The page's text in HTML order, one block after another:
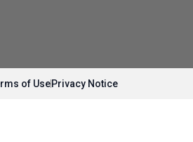
ans de guerre au Soudan, des
un pays extrêmement
personnes, soit près de 2
besoin d'une aide humanitaire.
of UsePrivacy Notice